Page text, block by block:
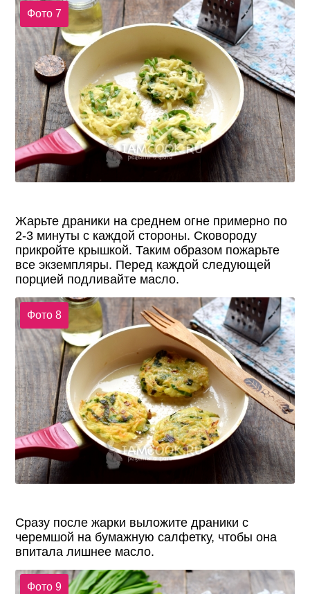
Фото 7
Жарьте драники на среднем огне примерно по
2-3 минуты с каждой стороны. Сковороду
прикройте крышкой. Таким образом пожарьте
все экземпляры. Перед каждой следующей
порцией подливайте масло.
Фото 8
Сразу после жарки выложите драники с
черемшой на бумажную салфетку, чтобы она
впитала лишнее масло.
Фото 9